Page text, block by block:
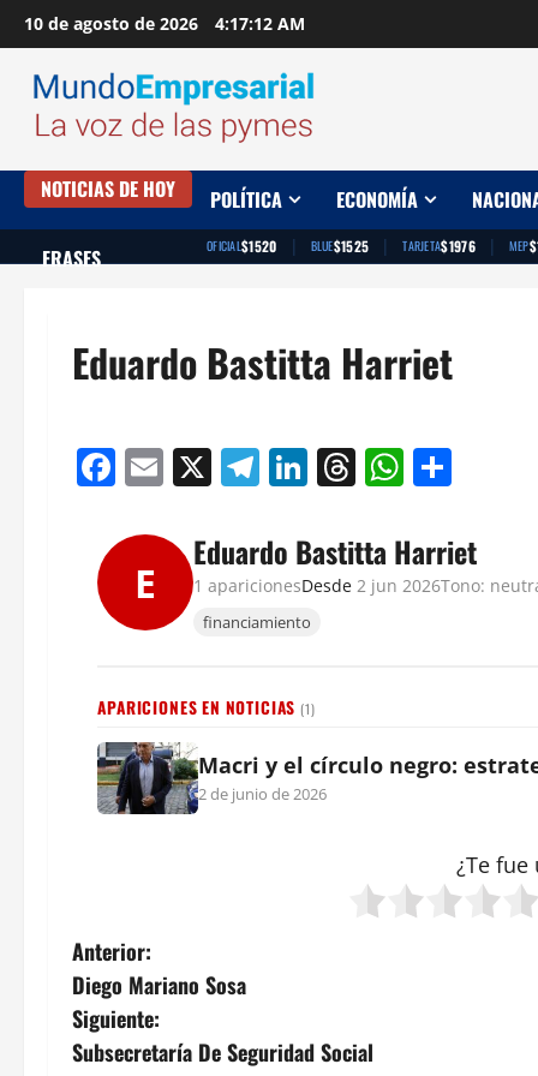
Saltar
al
contenido
10 de agosto de 2026 4:17:13 AM
NOTICIAS DE HOY POLÍTICA ECONOMÍA
FRASES OFICIAL$1520 | BLUE$1525 | TARJETA$1976 | MEP
Eduardo Bastitta Harriet
Facebook
Email
X Telegram
LinkedIn
Threads
E
Eduardo Bastitta Harriet
1 aparicionesDesde 2 jun 2026Tono:
financiamiento
APARICIONES EN NOTICIAS (1)
Macri y el círculo negro:
2 de junio de 2026
¿Te fue
N
a
v
Anterior:
Diego Mariano Sosa
Siguiente:
Subsecretaría De Seguridad Social